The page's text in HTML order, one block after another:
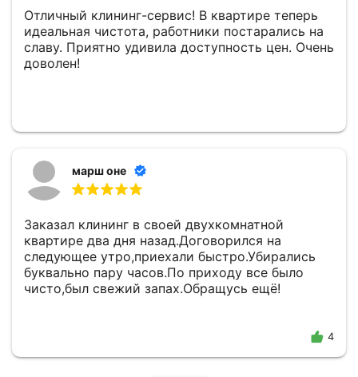
Отличный клининг-сервис! В квартире теперь
идеальная чистота, работники постарались на
славу. Приятно удивила доступность цен. Очень
доволен!
марш оне
Заказал клининг в своей двухкомнатной
квартире два дня назад.Договорился на
следующее утро,приехали быстро.Убирались
буквально пару часов.По приходу все было
чисто,был свежий запах.Обращусь ещё!
4